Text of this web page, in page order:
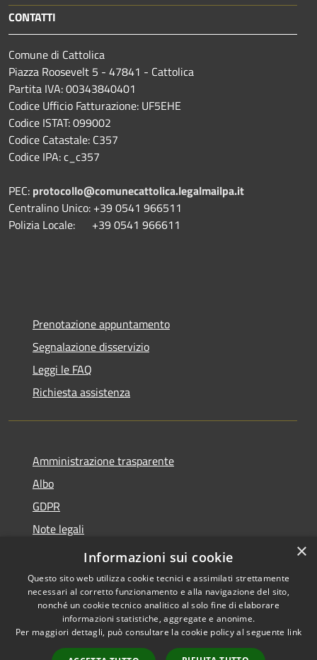
CONTATTI
Comune di Cattolica
Piazza Roosevelt 5 - 47841 - Cattolica
Partita IVA: 00343840401
Codice Ufficio Fatturazione: UF5EHE
Codice ISTAT: 099002
Codice Catastale: C357
Codice IPA: c_c357
PEC: protocollo@comunecattolica.legalmailpa.it
Centralino Unico: +39 0541 966511
Polizia Locale: +39 0541 966611
Prenotazione appuntamento
Segnalazione disservizio
Leggi le FAQ
Richiesta assistenza
Amministrazione trasparente
Albo
GDPR
Note legali
Dichiarazione di accessibilità
Accessibilità
Copyright © 2026 • Comune di
Cattolica • Powered by
×
Informazioni sui cookie
Questo sito web utilizza cookie tecnici e assimilati strettamente
necessari al corretto funzionamento e alla navigazione del sito,
nonché un cookie tecnico analitico al solo fine di elaborare
informazioni statistiche, aggregate e anonime.
Per maggiori dettagli, può consultare la cookie policy al seguente link